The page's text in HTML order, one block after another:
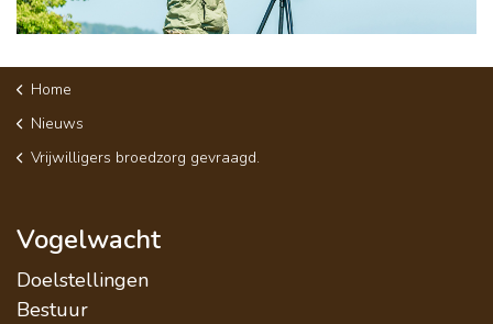
Home
Nieuws
Vrijwilligers broedzorg gevraagd.
Vogelwacht
Doelstellingen
Bestuur